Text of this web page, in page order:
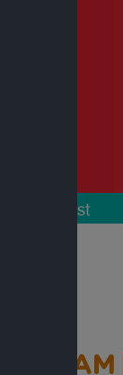
Podcast